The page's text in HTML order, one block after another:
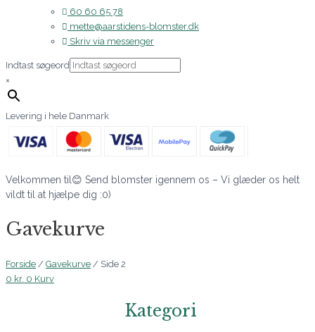
60 60 65 78
mette@aarstidens-blomster.dk
Skriv via messenger
Indtast søgeord
×
Levering i hele Danmark
Velkommen til😊 Send blomster igennem os – Vi glæder os helt
vildt til at hjælpe dig :0)
Gavekurve
Forside / Gavekurve / Side 2
0 kr. 0 Kurv
Kategori